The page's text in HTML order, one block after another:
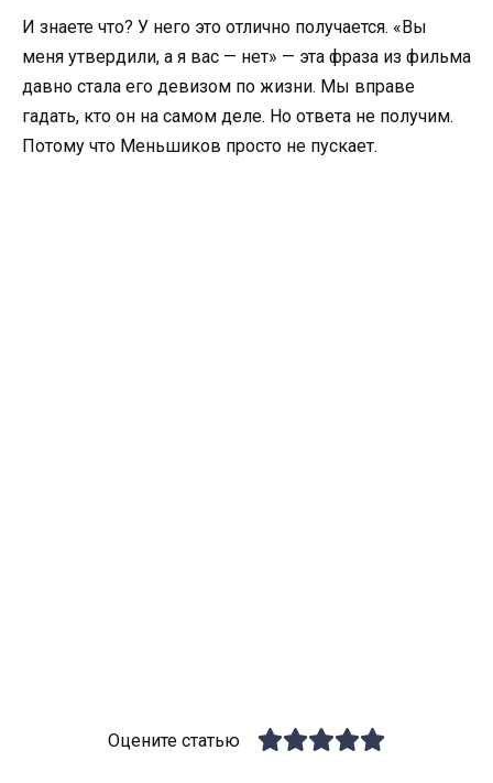
И знаете что? У него это отлично получается. «Вы
меня утвердили, а я вас — нет» — эта фраза из фильма
давно стала его девизом по жизни. Мы вправе
гадать, кто он на самом деле. Но ответа не получим.
Потому что Меньшиков просто не пускает.
Оцените статью